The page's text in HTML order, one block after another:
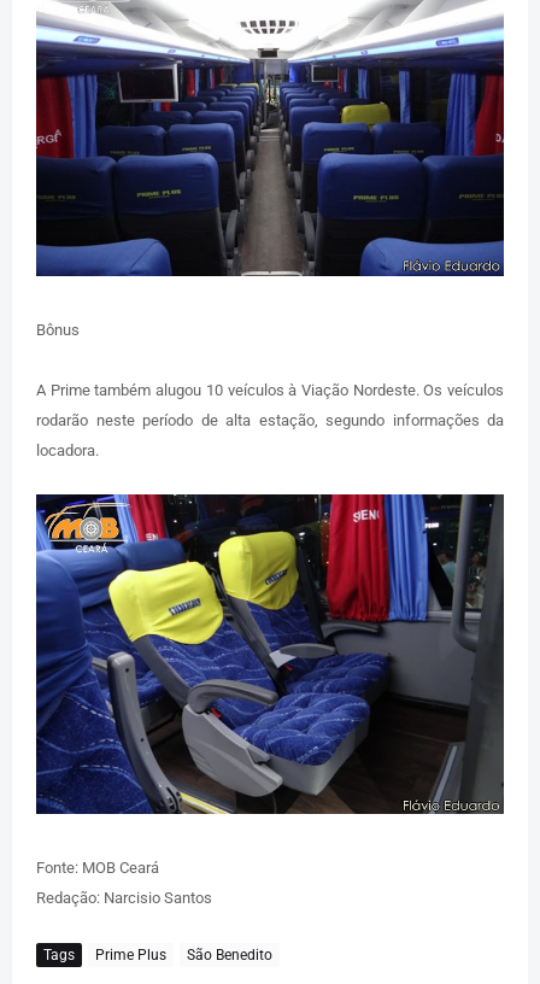
Bônus
A Prime também alugou 10 veículos à Viação Nordeste. Os veículos
rodarão neste período de alta estação, segundo informações da
locadora.
Fonte: MOB Ceará
Redação: Narcisio Santos
Tags Prime Plus São Benedito